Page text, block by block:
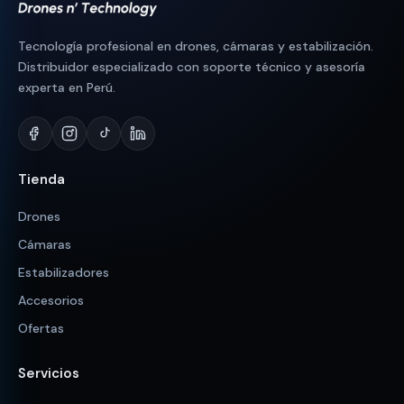
Tecnología profesional en drones, cámaras y estabilización.
Distribuidor especializado con soporte técnico y asesoría
experta en Perú.
Tienda
Drones
Cámaras
Estabilizadores
Accesorios
Ofertas
Servicios